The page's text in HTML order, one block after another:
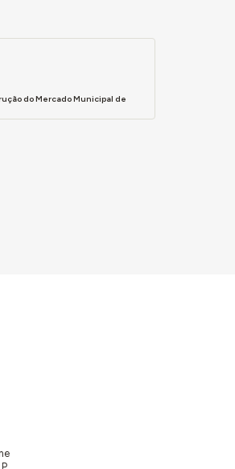
do Mercado Municipal de